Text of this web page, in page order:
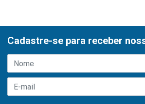
Cadastre-se para receber